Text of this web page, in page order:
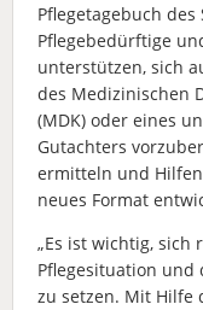
Pflegetagebuch des
Pflegebedürftige
unterstützen, sich
des Medizinischen
(MDK) oder eines
Gutachters
ermitteln und
neues Format
„Es ist wichtig, sich
Pflegesituation und
zu setzen. Mit Hilfe